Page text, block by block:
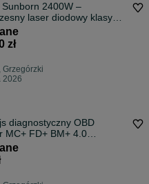
Sunborn 2400W –
laser diodowy klasy
+ fotel gratis
zł
Grzegórzki
2026
diagnostyczny OBD
MC+ FD+ BM+ 4.0
BT Vgate